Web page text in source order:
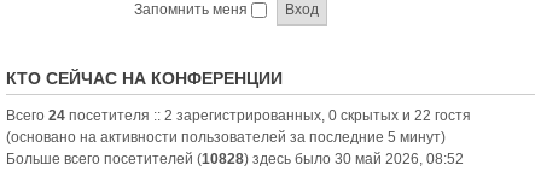
Запомнить меня
КТО СЕЙЧАС НА КОНФЕРЕНЦИИ
Всего 24 посетителя :: 2 зарегистрированных, 0 скрытых и 22 гостя
(основано на активности пользователей за последние 5 минут)
Больше всего посетителей (10828) здесь было 30 май 2026, 08:52